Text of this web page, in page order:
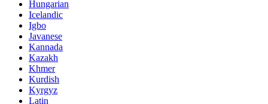
Hungarian
Icelandic
Igbo
Javanese
Kannada
Kazakh
Khmer
Kurdish
Kyrgyz
Latin